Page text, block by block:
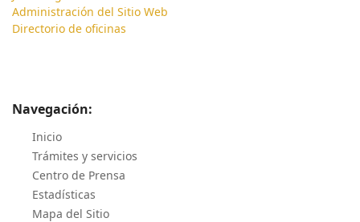
Administración del Sitio Web
Directorio de oficinas
Navegación:
Inicio
Trámites y servicios
Centro de Prensa
Estadísticas
Mapa del Sitio